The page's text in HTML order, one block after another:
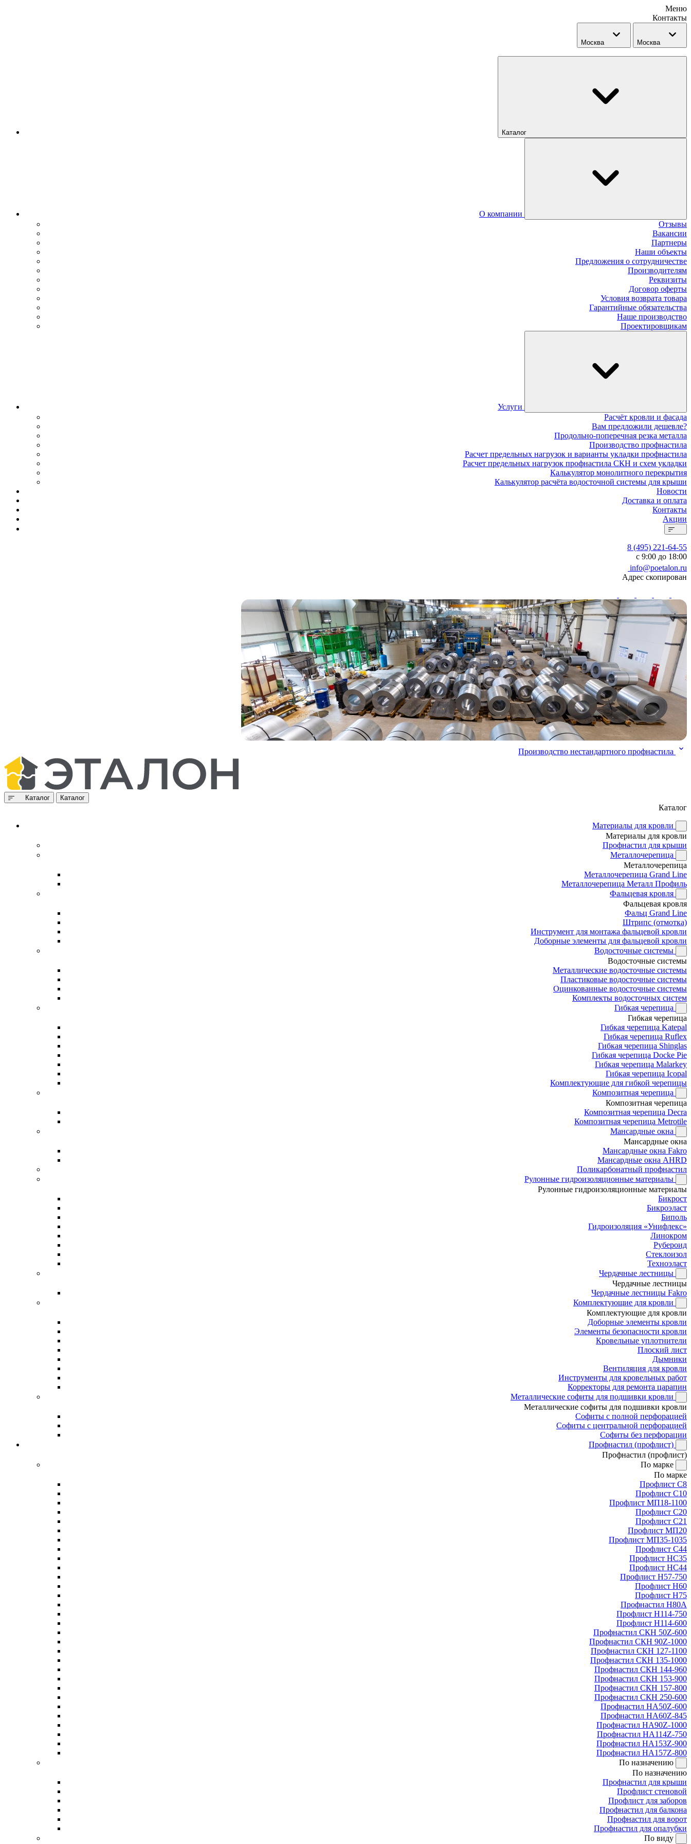
Меню
Контакты
Москва Москва
Каталог
О компании
Отзывы
Вакансии
Партнеры
Наши объекты
Предложения о сотрудничестве
Производителям
Реквизиты
Договор оферты
Условия возврата товара
Гарантийные обязательства
Наше производство
Проектировщикам
Услуги
Расчёт кровли и фасада
Вам предложили дешевле?
Продольно-поперечная резка металла
Производство профнастила
Расчет предельных нагрузок и варианты укладки профнастила
Расчет предельных нагрузок профнастила СКН и схем укладки
Калькулятор монолитного перекрытия
Калькулятор расчёта водосточной системы для крыши
Новости
Доставка и оплата
Контакты
Акции
8 (495) 221-64-55
с 9:00 до 18:00
info@poetalon.ru
Адрес скопирован
Производство нестандартного профнастила
Каталог Каталог
Каталог
Материалы для кровли
Материалы для кровли
Профнастил для крыши
Металлочерепица
Металлочерепица
Металлочерепица Grand Line
Металлочерепица Металл Профиль
Фальцевая кровля
Фальцевая кровля
Фальц Grand Line
Штрипс (отмотка)
Инструмент для монтажа фальцевой кровли
Доборные элементы для фальцевой кровли
Водосточные системы
Водосточные системы
Металлические водосточные системы
Пластиковые водосточные системы
Оцинкованные водосточные системы
Комплекты водосточных систем
Гибкая черепица
Гибкая черепица
Гибкая черепица Katepal
Гибкая черепица Ruflex
Гибкая черепица Shinglas
Гибкая черепица Docke Pie
Гибкая черепица Malarkey
Гибкая черепица Icopal
Комплектующие для гибкой черепицы
Композитная черепица
Композитная черепица
Композитная черепица Decra
Композитная черепица Metrotile
Мансардные окна
Мансардные окна
Мансардные окна Fakro
Мансардные окна AHRD
Поликарбонатный профнастил
Рулонные гидроизоляционные материалы
Рулонные гидроизоляционные материалы
Бикрост
Бикроэласт
Биполь
Гидроизоляция «Унифлекс»
Линокром
Рубероид
Стеклоизол
Техноэласт
Чердачные лестницы
Чердачные лестницы
Чердачные лестницы Fakro
Комплектующие для кровли
Комплектующие для кровли
Доборные элементы кровли
Элементы безопасности кровли
Кровельные уплотнители
Плоский лист
Дымники
Вентиляция для кровли
Инструменты для кровельных работ
Корректоры для ремонта царапин
Металлические софиты для подшивки кровли
Металлические софиты для подшивки кровли
Софиты с полной перфорацией
Софиты с центральной перфорацией
Софиты без перфорации
Профнастил (профлист)
Профнастил (профлист)
По марке
По марке
Профлист С8
Профлист С10
Профлист МП18-1100
Профлист С20
Профлист С21
Профлист МП20
Профлист МП35-1035
Профлист С44
Профлист НС35
Профлист НС44
Профлист Н57-750
Профлист Н60
Профлист Н75
Профнастил Н80А
Профлист Н114-750
Профлист Н114-600
Профнастил СКН 50Z-600
Профнастил СКН 90Z-1000
Профнастил СКН 127-1100
Профнастил СКН 135-1000
Профнастил СКН 144-960
Профнастил СКН 153-900
Профнастил СКН 157-800
Профнастил СКН 250-600
Профнастил НА50Z-600
Профнастил НА60Z-845
Профнастил НА90Z-1000
Профнастил НА114Z-750
Профнастил НА153Z-900
Профнастил НА157Z-800
По назначению
По назначению
Профнастил для крыши
Профлист стеновой
Профлист для заборов
Профнастил для балкона
Профнастил для ворот
Профнастил для опалубки
По виду